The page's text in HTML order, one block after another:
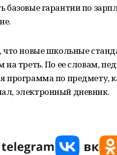
базовые гарантии по
что новые школьные
на треть. По ее словам,
программа по предмету,
электронный дневник.